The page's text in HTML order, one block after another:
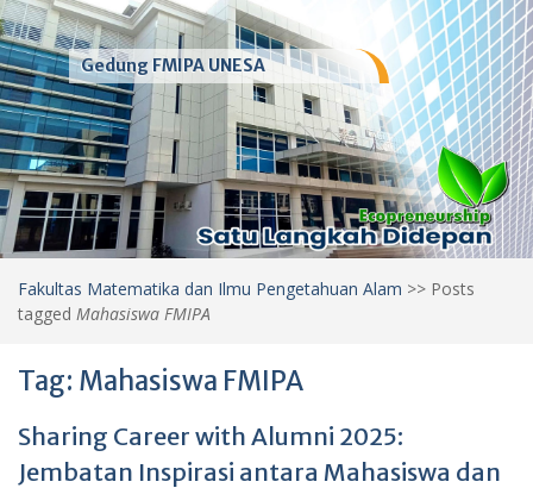
Gedung FMIPA UNESA
Fakultas Matematika dan Ilmu Pengetahuan Alam >> Posts
tagged Mahasiswa FMIPA
Tag: Mahasiswa FMIPA
Sharing Career with Alumni 2025:
Jembatan Inspirasi antara Mahasiswa dan